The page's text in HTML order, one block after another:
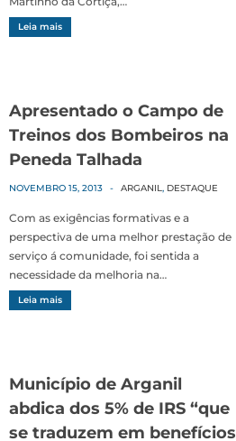
Leia mais
Apresentado o Campo de
Treinos dos Bombeiros na
Peneda Talhada
NOVEMBRO 15, 2013 - ARGANIL, DESTAQUE
Com as exigências forma­tivas e a
perspectiva de uma melhor prestação de
serviço á comunidade, foi sentida a
necessidade da melhoria na…
Leia mais
Município de Arganil
abdica dos 5% de IRS “que
se traduzem em benefícios